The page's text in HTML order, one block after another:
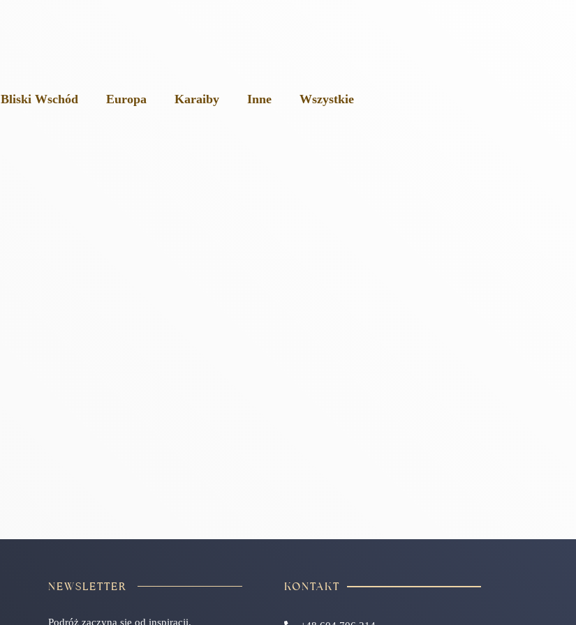
Bliski Wschód Europa Karaiby Inne Wszystkie
NEWSLETTER
Podróż zaczyna się od inspiracji.
KONTAKT